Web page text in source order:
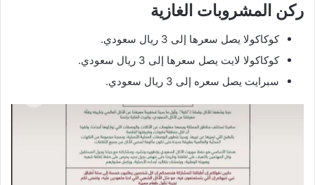
ركن المشروبات الغازية
كوكاكولا يصل سعرها إلى 3 ريال سعودي.
كوكاكولا لايت يصل سعرها إلى 3 ريال سعودي.
سبرايت يصل سعره إلى 3 ريال سعودي.